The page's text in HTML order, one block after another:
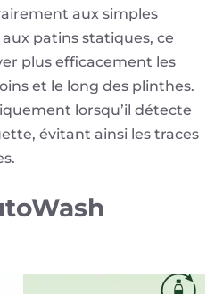
aux simples
patins statiques, ce
plus efficacement les
et le long des plinthes.
lorsqu’il détecte
évitant ainsi les traces